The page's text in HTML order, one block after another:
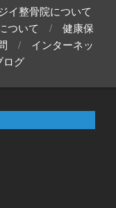
イ整骨院について
ついて
健康保
インターネッ
ログ